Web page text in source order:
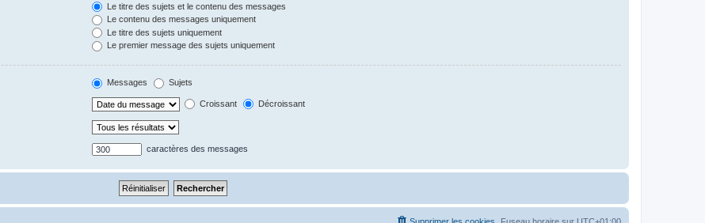
Le titre des sujets et le contenu des messages
Le contenu des messages uniquement
Le titre des sujets uniquement
Le premier message des sujets uniquement
Messages Sujets
Croissant Décroissant
caractères des messages